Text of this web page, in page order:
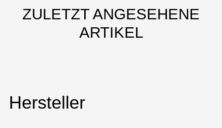
ZULETZT ANGESEHENE
ARTIKEL
Hersteller